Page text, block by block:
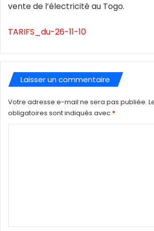
vente de l’électricité au Togo.
TARIFS_du-26-11-10
Laisser un commentaire
Votre adresse e-mail ne sera pas publiée.
obligatoires sont indiqués avec *